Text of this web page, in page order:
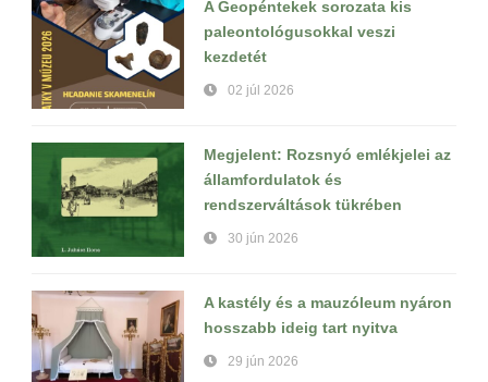
A Geopéntekek sorozata kis
paleontológusokkal veszi
kezdetét
02 júl 2026
Megjelent: Rozsnyó emlékjelei az
államfordulatok és
rendszerváltások tükrében
30 jún 2026
A kastély és a mauzóleum nyáron
hosszabb ideig tart nyitva
29 jún 2026